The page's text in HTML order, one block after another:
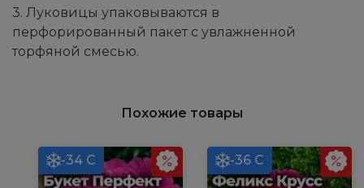
3. Луковицы упаковываются в
перфорированный пакет с увлажненной
торфяной смесью.
Похожие товары
-34 С -36 С